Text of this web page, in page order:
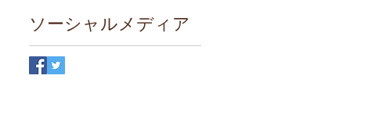
ソーシャルメディア